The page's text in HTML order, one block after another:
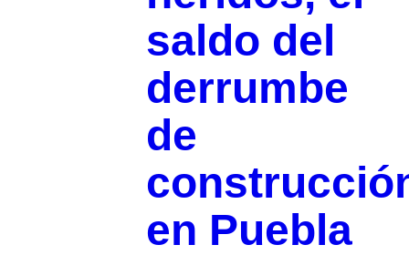
saldo del
derrumbe
de
en Puebla